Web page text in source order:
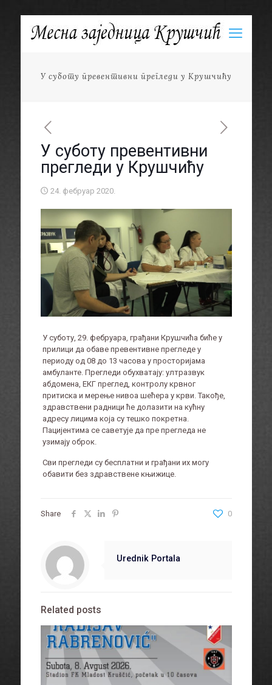
У суботу превентивни прегледи у Крушчићу
У суботу превентивни
прегледи у Крушчићу
24. фебруар 2020.
У суботу, 29. фебруара, грађани Крушчића биће у
прилици да обаве превентивне прегледе у
периоду од 08 до 13 часова у просторијама
амбуланте. Прегледи обухватају: ултразвук
абдомена, ЕКГ преглед, контролу крвног
притиска и мерење нивоа шећера у крви. Такође,
здравствени радници ће долазити на кућну
адресу лицима која су тешко покретна.
Пацијентима се саветује да пре прегледа не
узимају оброк.
Сви прегледи су бесплатни и грађани их могу
обавити без здравствене књижице.
Share 0
Urednik Portala
Related posts